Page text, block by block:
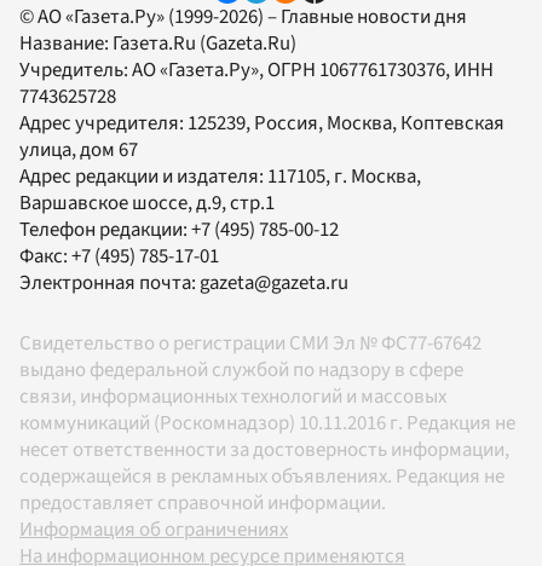
© АО «Газета.Ру» (1999-2026) – Главные новости дня
Название: Газета.Ru (Gazeta.Ru)
Учредитель:АО «Газета.Ру», ОГРН 1067761730376, ИНН
7743625728
Адрес учредителя: 125239, Россия, Москва, Коптевская
улица, дом 67
Адрес редакции и издателя: 117105, г. Москва,
Варшавское шоссе, д.9, стр.1
Телефон редакции:+7 (495) 785-00-12
Факс:+7 (495) 785-17-01
Электронная почта: gazeta@gazeta.ru
Свидетельство о регистрации СМИ Эл № ФС77-67642
выдано федеральной службой по надзору в сфере
связи, информационных технологий и массовых
коммуникаций (Роскомнадзор) 10.11.2016 г. Редакция не
несет ответственности за достоверность информации,
содержащейся в рекламных объявлениях. Редакция не
предоставляет справочной информации.
Информация об ограничениях
На информационном ресурсе применяются